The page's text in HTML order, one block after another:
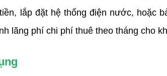
lắp đặt hệ thống điện nước, hoặc
lãng phí chi phí thuê theo tháng cho